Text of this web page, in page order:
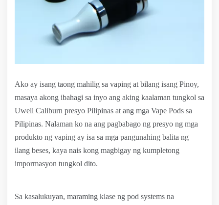
Ako ay isang taong mahilig sa vaping at bilang isang Pinoy,
masaya akong ibahagi sa inyo ang aking kaalaman tungkol sa
Uwell Caliburn presyo Pilipinas at ang mga Vape Pods sa
Pilipinas. Nalaman ko na ang pagbabago ng presyo ng mga
produkto ng vaping ay isa sa mga pangunahing balita ng
ilang beses, kaya nais kong magbigay ng kumpletong
impormasyon tungkol dito.
Sa kasalukuyan, maraming klase ng pod systems na